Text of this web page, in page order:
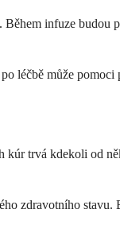
infuze budou
léčbě může
trvá kdekoli od
zdravotního